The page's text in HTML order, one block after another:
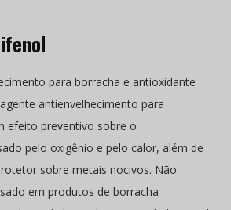
para borracha e antioxidante
antienvelhecimento para
efeito preventivo sobre o
pelo oxigênio e pelo calor, além de
sobre metais nocivos. Não
em produtos de borracha